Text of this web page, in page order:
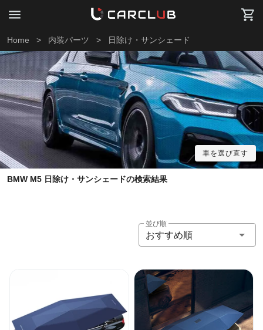
Home > 内装パーツ > 日除け・サンシェード
車を選び直す
BMW M5 日除け・サンシェードの検索結果
並び順
おすすめ順